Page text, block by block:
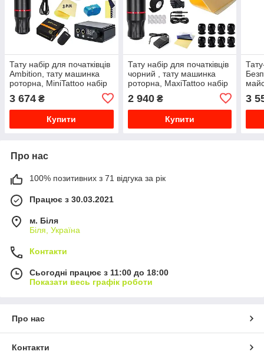
Тату набір для початківців
Ambition, тату машинка
роторна, MiniTattoo набір
3 674 ₴
Купити
Тату набір для початківців
чорний , тату машинка
роторна, MaxiTattoo набір
2 940₴
Купити
3
Про нас
100% позитивних з 71 відгука за рік
Працює з 30.03.2021
м. Біля
Біля, Україна
Контакти
Сьогодні працює з 11:00 до 18:00
Показати весь графік роботи
Про нас
Контакти